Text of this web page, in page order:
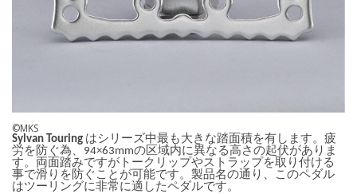
©MKS
Sylvan Touring はシリーズ中最も大きな踏面積を有します。疲
労を防ぐ為、94×63mmの区域内に異なる高さの起伏がありま
す。両面踏みですがトークリップやストラップを取り付ける
事で滑りを防ぐことが可能です。製品名の通り、このペダル
はツーリングに非常に適したペダルです。